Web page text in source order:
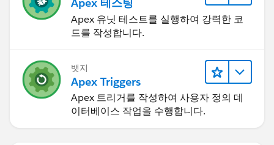
Apex 유닛 테스트를 실행하여 강력한 코
드를 작성합니다.
뱃지
Apex Triggers
Apex 트리거를 작성하여 사용자 정의 데
이터베이스 작업을 수행합니다.